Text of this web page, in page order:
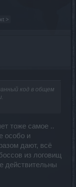
>
код в общем
тоже самое ..
особо и
дают, всё
из логовищ
действительны